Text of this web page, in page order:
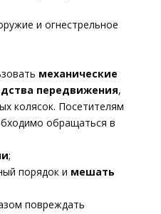
и огнестрельное
механические
передвижения,
колясок. Посетителям
обращаться в
;
порядок и мешать
повреждать